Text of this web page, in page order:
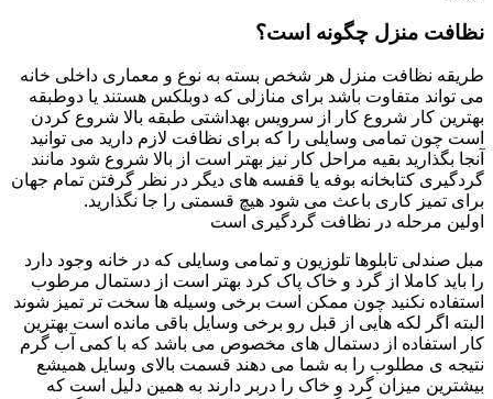
نظافت منزل چگونه است؟
طریقه نظافت منزل هر شخص بسته به نوع و معماری داخلی خانه
می تواند متفاوت باشد برای منازلی که دوبلکس هستند یا دوطبقه
بهترین کار شروع کار از سرویس بهداشتی طبقه بالا شروع کردن
است چون تمامی وسایلی را که برای نظافت لازم دارید می توانید
آنجا بگذارید بقیه مراحل کار نیز بهتر است از بالا شروع شود مانند
گردگیری کتابخانه بوفه یا قفسه های دیگر در نظر گرفتن تمام جهان
برای تمیز کاری باعث می شود هیچ قسمتی را جا نگذارید.
اولین مرحله در نظافت گردگیری است
مبل صندلی تابلوها تلوزیون و تمامی وسایلی که در خانه وجود دارد
را باید کاملا از گرد و خاک پاک کرد بهتر است از دستمال مرطوب
استفاده نکنید چون ممکن است برخی وسیله ها سخت تر تمیز شوند
البته اگر لکه هایی از قبل رو برخی وسایل باقی مانده است بهترین
کار استفاده از دستمال های مخصوص می باشد که با کمی آب گرم
نتیجه ی مطلوب را به شما می دهند قسمت بالای وسایل همیشع
بیشترین میزان گرد و خاک را دربر دارند به همین دلیل است که